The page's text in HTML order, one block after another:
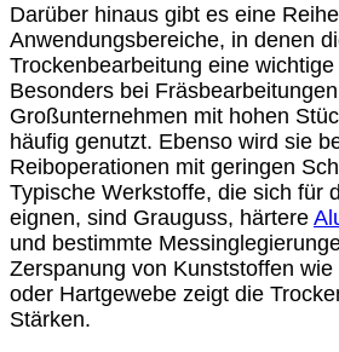
Darüber hinaus gibt es eine
Anwendungsbereiche, in denen
Trockenbearbeitung eine
Besonders bei
Großunternehmen mit hohen
häufig genutzt. Ebenso wird sie
Reiboperationen mit geringen
Typische Werkstoffe, die sich für
eignen, sind Grauguss, härtere
und bestimmte
Zerspanung von Kunststoffen wie
oder Hartgewebe zeigt die
Stärken.